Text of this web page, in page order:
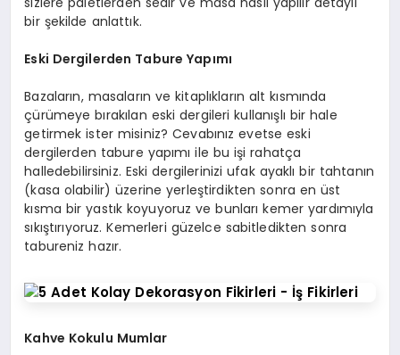
bir şekilde anlattık.
Eski Dergilerden Tabure Yapımı
Bazaların, masaların ve kitaplıkların alt kısmında
çürümeye bırakılan eski dergileri kullanışlı bir hale
getirmek ister misiniz? Cevabınız evetse eski
dergilerden tabure yapımı ile bu işi rahatça
halledebilirsiniz. Eski dergilerinizi ufak ayaklı bir tahtanın
(kasa olabilir) üzerine yerleştirdikten sonra en üst
kısma bir yastık koyuyoruz ve bunları kemer yardımıyla
sıkıştırıyoruz. Kemerleri güzelce sabitledikten sonra
tabureniz hazır.
Kahve Kokulu Mumlar